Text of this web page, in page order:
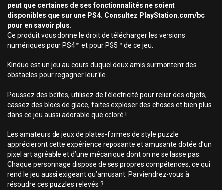
peut que certaines de ses fonctionnalités ne soient
disponibles que sur une PS4. Consultez PlayStation.com/bc
pour en savoir plus.
Ce produit vous donne le droit de télécharger les versions
numériques pour PS4™ et pour PS5™ de ce jeu.
Kinduo est un jeu au cours duquel deux amis surmontent des
obstacles pour regagner leur île.
Poussez des boîtes, utilisez de l’électricité pour relier des objets,
cassez des blocs de glace, faites exploser des choses et bien plus
dans ce jeu aussi adorable que coloré !
Les amateurs de jeux de plates-formes de style puzzle
apprécieront cette expérience reposante et amusante dotée d’un
pixel art agréable et d’une mécanique dont on ne se lasse pas.
Chaque personnage dispose de ses propres compétences, ce qui
rend le jeu aussi exigeant qu’amusant. Parviendrez-vous à
résoudre ces puzzles relevés ?